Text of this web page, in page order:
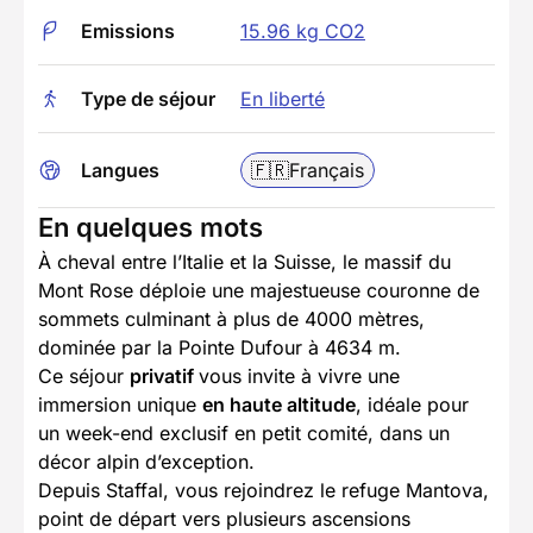
Emissions 15.96 kg CO2
Type de séjour En liberté
Langues 🇫🇷Français
En quelques mots
À cheval entre l’Italie et la Suisse, le massif du
Mont Rose déploie une majestueuse couronne de
sommets culminant à plus de 4000 mètres,
dominée par la Pointe Dufour à 4634 m.
Ce séjour privatif vous invite à vivre une
immersion unique en haute altitude, idéale pour
un week-end exclusif en petit comité, dans un
décor alpin d’exception.
Depuis Staffal, vous rejoindrez le refuge Mantova,
point de départ vers plusieurs ascensions